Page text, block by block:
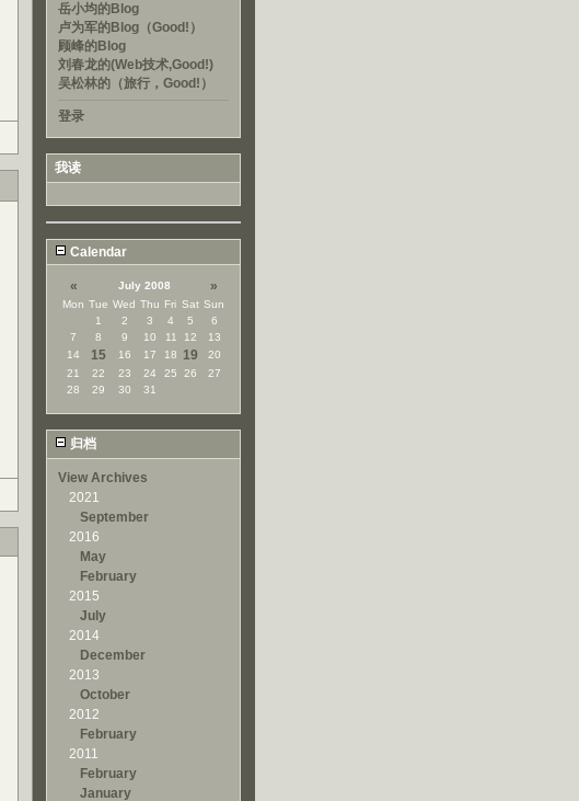
岳小均的Blog
卢为军的Blog（Good!）
顾峰的Blog
刘春龙的(Web技术,Good!)
吴松林的（旅行，Good!）
登录
我读
Calendar
« July 2008 »
Mon Tue Wed Thu Fri Sat Sun
1
2 3 4 5
6
7
8 9 10 11 12
13
14
15 16 17 18 19
20
21
22 23 24 25 26
27
28
29 30 31
归档
View Archives
2021
September
2016
May
February
2015
July
2014
December
2013
October
2012
February
2011
February
January